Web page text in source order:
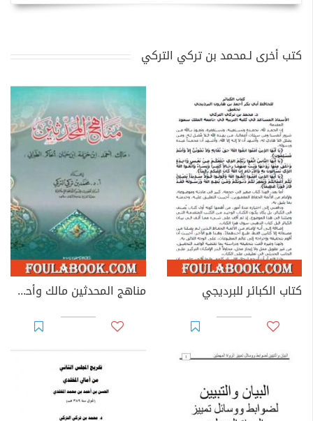
كتب أخرى لـمحمد بن تركي التركي
كتاب الكبائر للبرديجي مناهج المحدثين مالك وأحمد وابن خزيمة وابن حبان والحاكم والطبراني